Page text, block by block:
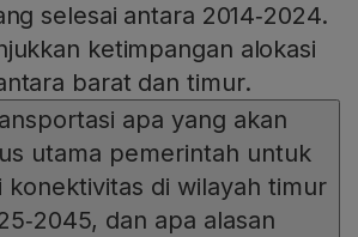
selesai antara 2014‑2024.
ketimpangan alokasi
barat dan timur.
apa yang akan
utama pemerintah untuk
konektivitas di wilayah timur
dan apa alasan